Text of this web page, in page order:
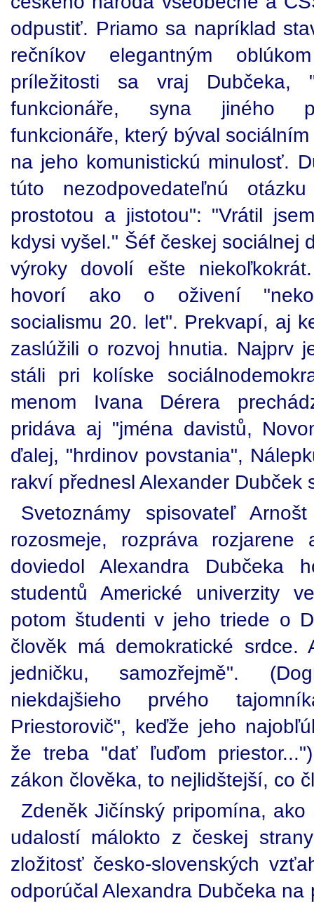
odpustiť. Priamo sa napríklad
rečníkov elegantným
príležitosti sa vraj Dubčeka,
funkcionáře, syna jiného
funkcionáře, který býval
na jeho komunistickú minulosť.
túto nezodpovedateľnú
prostotou a jistotou": "Vrátil
kdysi vyšel." Šéf českej sociálnej
výroky dovolí ešte
hovorí ako o oživení
socialismu 20. let". Prekvapí, aj
zaslúžili o rozvoj hnutia. Najprv
stáli pri kolíske
menom Ivana Dérera
pridáva aj "jména davistů,
ďalej, "hrdinov povstania",
rakví přednesl Alexander Dubček
Svetoznámy spisovateľ
rozosmeje, rozpráva
doviedol Alexandra Dubčeka
studentů Americké univerzity
potom študenti v jeho triede o
člověk má demokratické
jedničku, samozřejmě".
niekdajšieho prvého
Priestorovič", keďže jeho
že treba "dať ľuďom
zákon člověka, to nejlidštejší, co
Zdeněk Jičínský pripomína,
udalostí málokto z českej
zložitosť česko-slovenských
odporúčal Alexandra Dubčeka